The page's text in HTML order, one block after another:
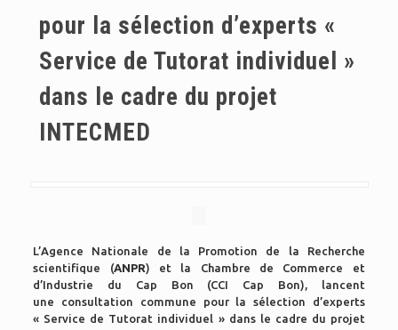
pour la sélection d’experts «
Service de Tutorat individuel »
dans le cadre du projet
INTECMED
L’Agence Nationale de la Promotion de la Recherche
scientifique (ANPR) et la Chambre de Commerce et
d’Industrie du Cap Bon (CCI Cap Bon), lancent
une consultation commune pour la sélection d’experts
« Service de Tutorat individuel » dans le cadre du projet